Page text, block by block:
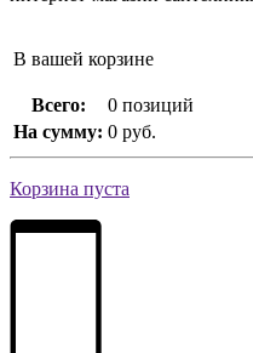
В вашей корзине
Всего:
0 позиций
На сумму: 0 руб.
Корзина пуста